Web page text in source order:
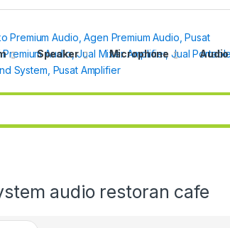
Speaker Microphone Audio
audio restoran cafe